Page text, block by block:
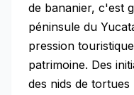
de bananier, c'est
péninsule du
pression
patrimoine. Des
des nids de